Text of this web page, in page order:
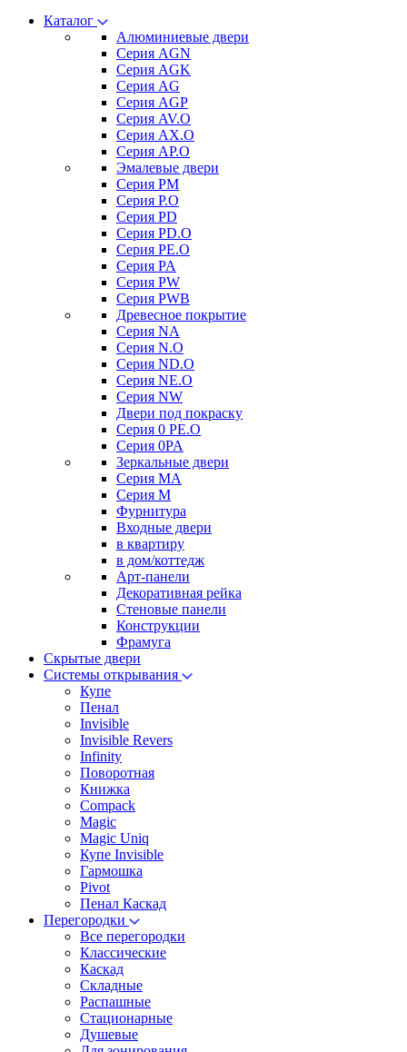
Каталог
Алюминиевые двери
Серия AGN
Серия AGK
Серия AG
Серия AGP
Серия AV.O
Серия AX.O
Серия AP.O
Эмалевые двери
Серия PM
Серия P.O
Серия PD
Серия PD.O
Серия PE.O
Серия PA
Серия PW
Серия PWB
Древесное покрытие
Серия NA
Серия N.O
Серия ND.O
Серия NE.O
Серия NW
Двери под покраску
Серия 0 PE.O
Серия 0PA
Зеркальные двери
Серия MA
Серия M
Фурнитура
Входные двери
в квартиру
в дом/коттедж
Арт-панели
Декоративная рейка
Стеновые панели
Конструкции
Фрамуга
Скрытые двери
Системы открывания
Купе
Пенал
Invisible
Invisible Revers
Infinity
Поворотная
Книжка
Compack
Magic
Magic Uniq
Купе Invisible
Гармошка
Pivot
Пенал Каскад
Перегородки
Все перегородки
Классические
Каскад
Складные
Распашные
Стационарные
Душевые